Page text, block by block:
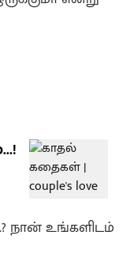
நான் உங்களிடம்